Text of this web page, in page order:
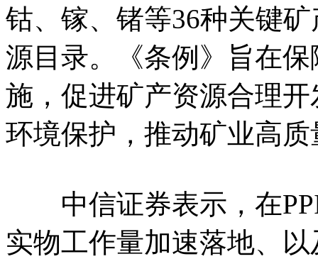
钴、镓、锗等36种关键
源目录。《条例》旨在
施，促进矿产资源合理
环境保护，推动矿业高
中信证券表示，在PPI
实物工作量加速落地、